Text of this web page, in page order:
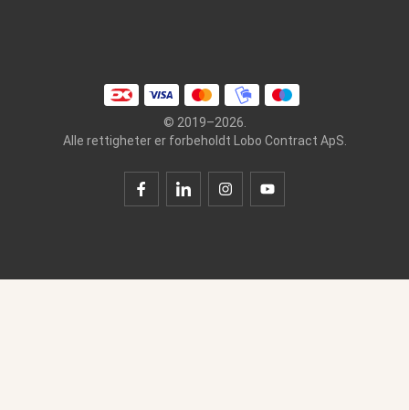
© 2019–2026.
Alle rettigheter er forbeholdt Lobo Contract ApS.